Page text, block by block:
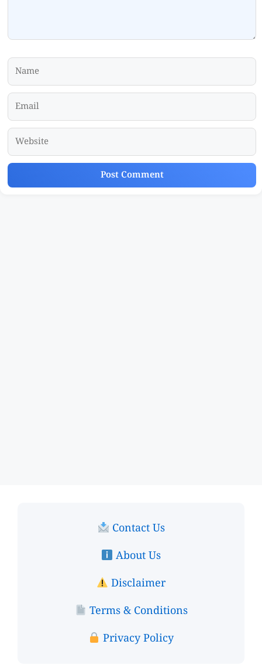
Name
Email
Website
Contact Us
About Us
Disclaimer
Terms & Conditions
Privacy Policy